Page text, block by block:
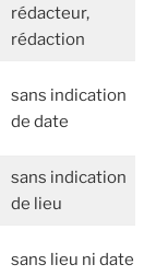
rédacteur,
rédaction
sans indication
de date
sans indication
de lieu
sans lieu ni date